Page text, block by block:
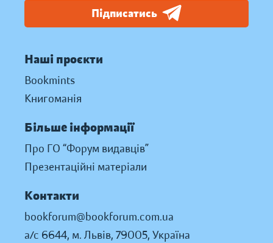
Підписатись
Наші проєкти
Bookmints
Книгоманія
Більше інформації
Про ГО “Форум видавців”
Презентаційні матеріали
Контакти
bookforum@bookforum.com.ua
а/с 6644, м. Львів, 79005, Україна